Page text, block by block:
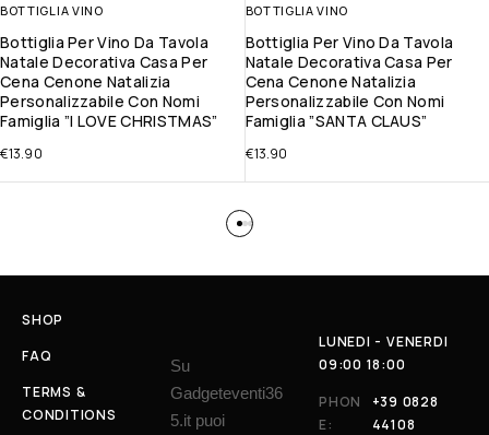
BOTTIGLIA VINO
Bottiglia Per Vino Da Tavola
Natale Decorativa Casa Per
Cena Cenone Natalizia
Personalizzabile Con Nomi
Famiglia ”I LOVE CHRISTMAS”
€13.90
BOTTIGLIA VINO
Bottiglia Per Vino Da Tavola
Natale Decorativa Casa Per
Cena Cenone Natalizia
Personalizzabile Con Nomi
Famiglia ”SANTA CLAUS”
€13.90
SHOP
FAQ
TERMS &
CONDITIONS
Su
Gadgeteventi36
5.it puoi
LUNEDI - VENERDI
09:00 18:00
PHON
E:
+39 0828
44108